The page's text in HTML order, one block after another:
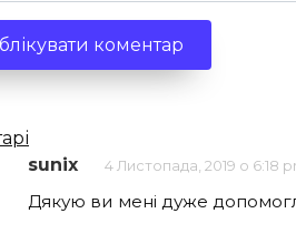
sunix
4 Листопада, 2019 о 6:18
Дякую ви мені дуже